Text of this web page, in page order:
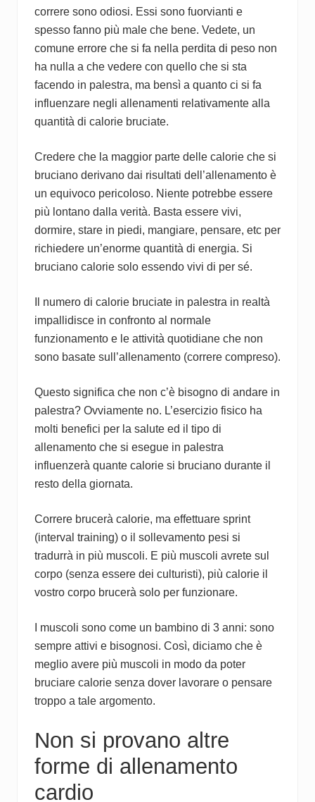
correre sono odiosi. Essi sono fuorvianti e
spesso fanno più male che bene. Vedete, un
comune errore che si fa nella perdita di peso non
ha nulla a che vedere con quello che si sta
facendo in palestra, ma bensì a quanto ci si fa
influenzare negli allenamenti relativamente alla
quantità di calorie bruciate.
Credere che la maggior parte delle calorie che si
bruciano derivano dai risultati dell’allenamento è
un equivoco pericoloso. Niente potrebbe essere
più lontano dalla verità. Basta essere vivi,
dormire, stare in piedi, mangiare, pensare, etc per
richiedere un’enorme quantità di energia. Si
bruciano calorie solo essendo vivi di per sé.
Il numero di calorie bruciate in palestra in realtà
impallidisce in confronto al normale
funzionamento e le attività quotidiane che non
sono basate sull’allenamento (correre compreso).
Questo significa che non c’è bisogno di andare in
palestra? Ovviamente no. L’esercizio fisico ha
molti benefici per la salute ed il tipo di
allenamento che si esegue in palestra
influenzerà quante calorie si bruciano durante il
resto della giornata.
Correre brucerà calorie, ma effettuare sprint
(interval training) o il sollevamento pesi si
tradurrà in più muscoli. E più muscoli avrete sul
corpo (senza essere dei culturisti), più calorie il
vostro corpo brucerà solo per funzionare.
I muscoli sono come un bambino di 3 anni: sono
sempre attivi e bisognosi. Così, diciamo che è
meglio avere più muscoli in modo da poter
bruciare calorie senza dover lavorare o pensare
troppo a tale argomento.
Non si provano altre
forme di allenamento
cardio